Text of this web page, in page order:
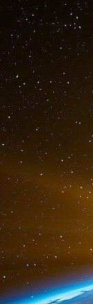
Afin
l’État
pays
utilisé par
Le 18 juin
par des
Russie de
suivant.
Dès lors,
russe
2 000
agissent
Le rapide
à une